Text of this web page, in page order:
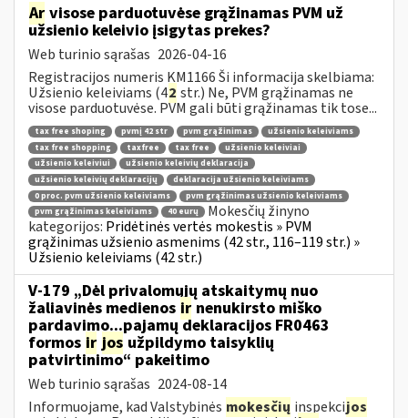
Ar visose parduotuvėse grąžinamas PVM už
užsienio keleivio įsigytas prekes?
Web turinio sąrašas 2026-04-16
Registracijos numeris KM1166 Ši informacija skelbiama:
Užsienio keleiviams (42 str.) Ne, PVM grąžinamas ne
visose parduotuvėse. PVM gali būti grąžinamas tik tose...
tax free shoping pvmį 42 str pvm grąžinimas
užsienio keleiviams
tax free shopping
taxfree tax free
užsienio keleiviai
užsienio keleiviui
užsienio keleivių deklaracija
užsienio keleivių deklaracijų
deklaracija užsienio keleiviams
0 proc. pvm užsienio keleiviams
pvm grąžinimas užsienio keleiviams
pvm grąžinimas keleiviams
40 eurų
Mokesčių žinyno
kategorijos: Pridėtinės vertės mokestis » PVM
grąžinimas užsienio asmenims (42 str., 116–119 str.) »
Užsienio keleiviams (42 str.)
V-179 „Dėl privalomųjų atskaitymų nuo
žaliavinės medienos ir nenukirsto miško
pardavimo...pajamų deklaracijos FR0463
formos ir jos užpildymo taisyklių
patvirtinimo“ pakeitimo
Web turinio sąrašas 2024-08-14
Informuojame, kad Valstybinės mokesčių inspekcijos